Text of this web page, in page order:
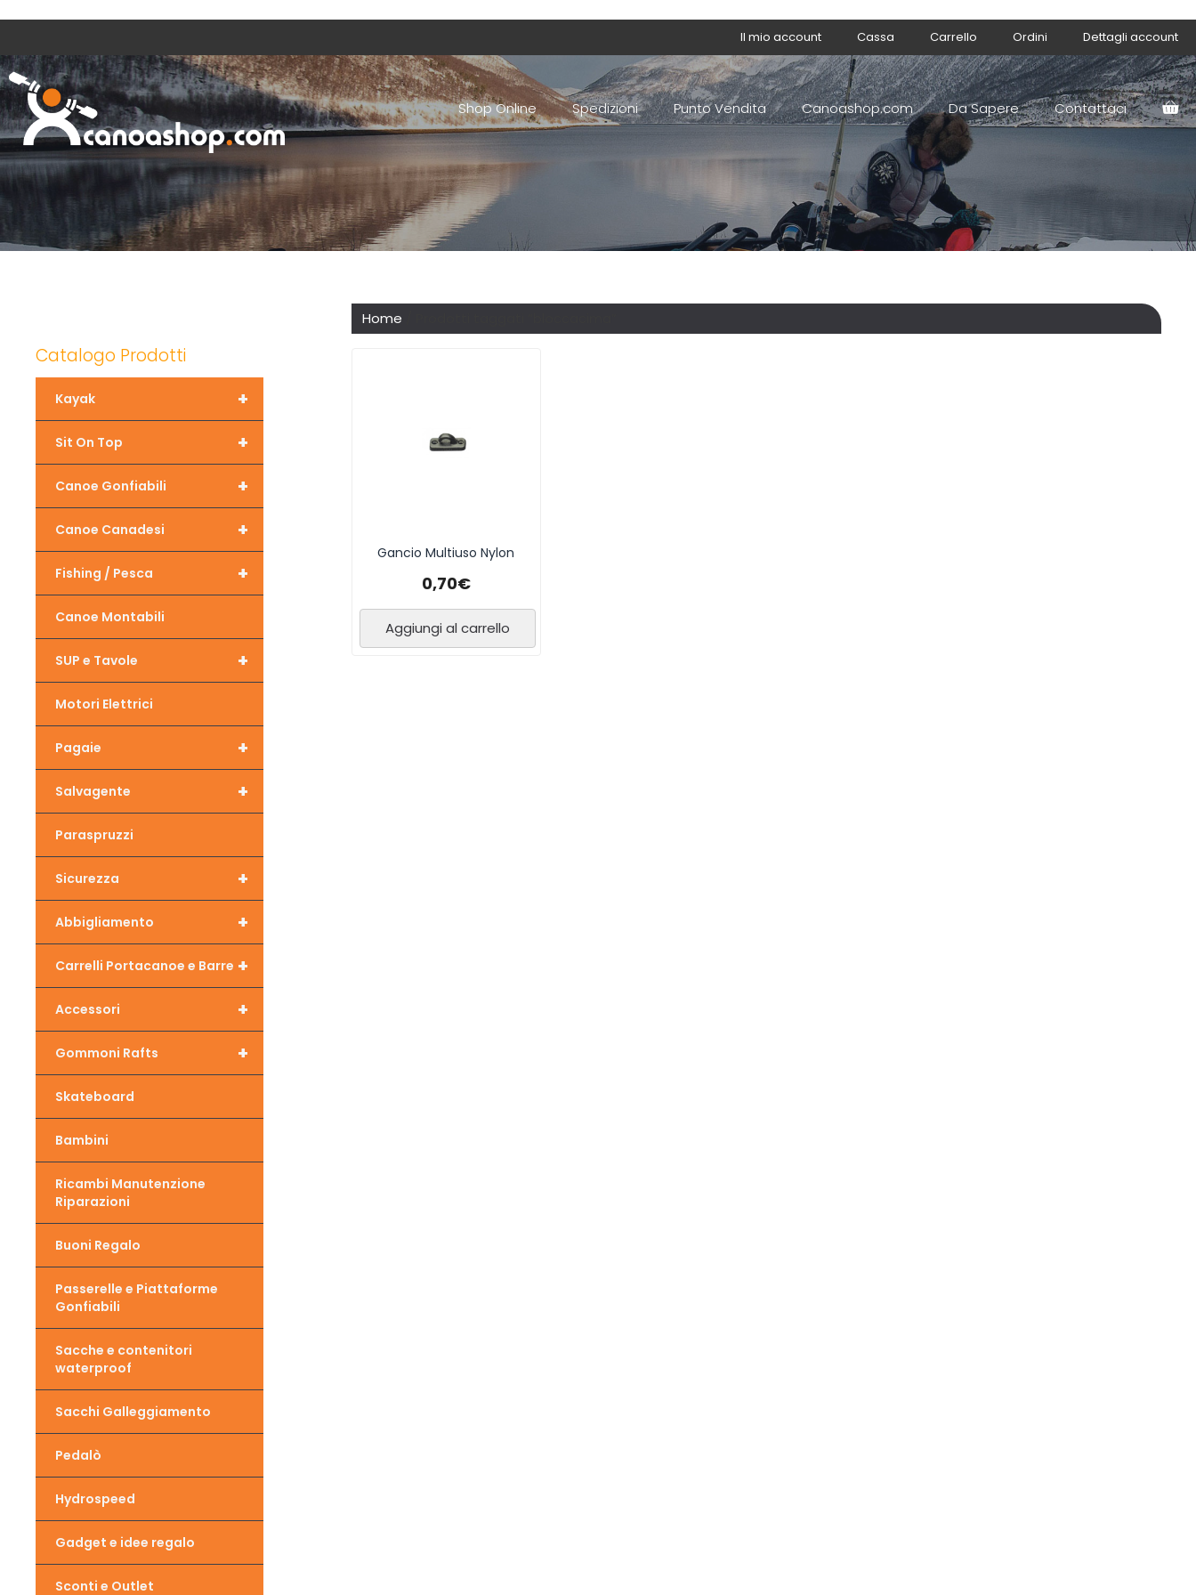
Il mio account Cassa Carrello Ordini Dettagli account
Shop Online Spedizioni Punto Vendita Canoashop.com Da Sapere Contattaci
Home
Gancio Multiuso Nylon
0,70€
Aggiungi al carrello
Catalogo Prodotti
+
Kayak
+
Sit On Top
+
Canoe Gonfiabili
+
Canoe Canadesi
+
Fishing / Pesca
Canoe Montabili
+
SUP e Tavole
Motori Elettrici
+
Pagaie
+
Salvagente
Paraspruzzi
+
Sicurezza
+
Abbigliamento
+
Carrelli Portacanoe e Barre
+
Accessori
+
Gommoni Rafts
Skateboard
Bambini
Ricambi Manutenzione
Riparazioni
Buoni Regalo
Passerelle e Piattaforme
Gonfiabili
Sacche e contenitori
waterproof
Sacchi Galleggiamento
Pedalò
Hydrospeed
Gadget e idee regalo
Sconti e Outlet